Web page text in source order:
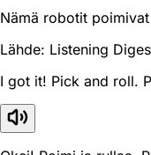
Nämä robotit poimivat
Lähde: Listening
I got it! Pick and roll.